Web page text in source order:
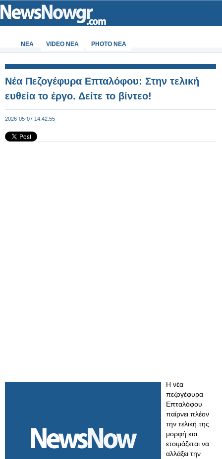
ΝΕΑ VIDEO NEA PHOTO NEA
Νέα Πεζογέφυρα Επταλόφου: Στην τελική
ευθεία το έργο. Δείτε το βίντεο!
2026-05-07 14:42:55
Η νέα
πεζογέφυρα
Επταλόφου
παίρνει πλέον
την τελική της
μορφή και
ετοιμάζεται να
αλλάξει την